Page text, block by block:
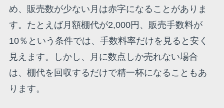
め、販売数が少ない月は赤字になることがありま
す。たとえば月額棚代が2,000円、販売手数料が
10％という条件では、手数料率だけを見ると安く
見えます。しかし、月に数点しか売れない場合
は、棚代を回収するだけで精一杯になることもあ
ります。